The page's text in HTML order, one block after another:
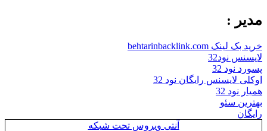
مدیر :
خرید بک لینک behtarinbacklink.com
لایسنس نود32
پسورد نود 32
اوکلی لایسنس رایگان نود 32
همیار نود 32
بهترین سئو
رایگان
آنتی ویروس تحت شبکه